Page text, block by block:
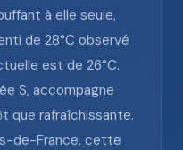
à elle seule,
de 28°C observé
est de 26°C.
S, accompagne
que rafraîchissante.
de-France, cette